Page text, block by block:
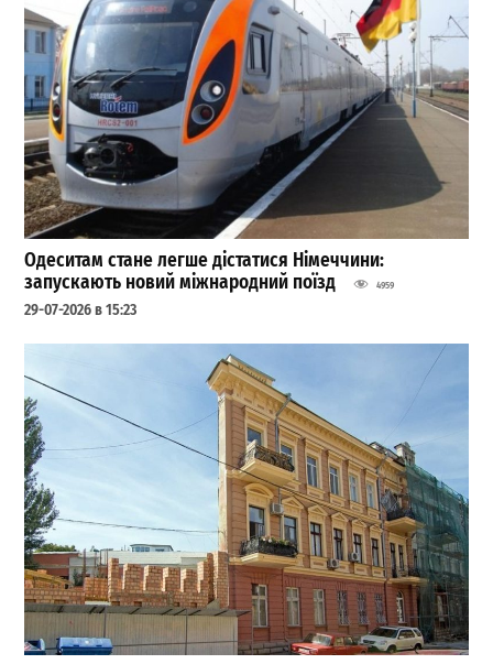
Одеситам стане легше дістатися Німеччини:
запускають новий міжнародний поїзд
4959
29-07-2026 в 15:23